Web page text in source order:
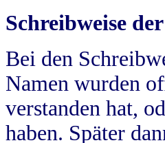
Schreibweise
Bei den
Namen wurden
verstanden hat,
haben. Später